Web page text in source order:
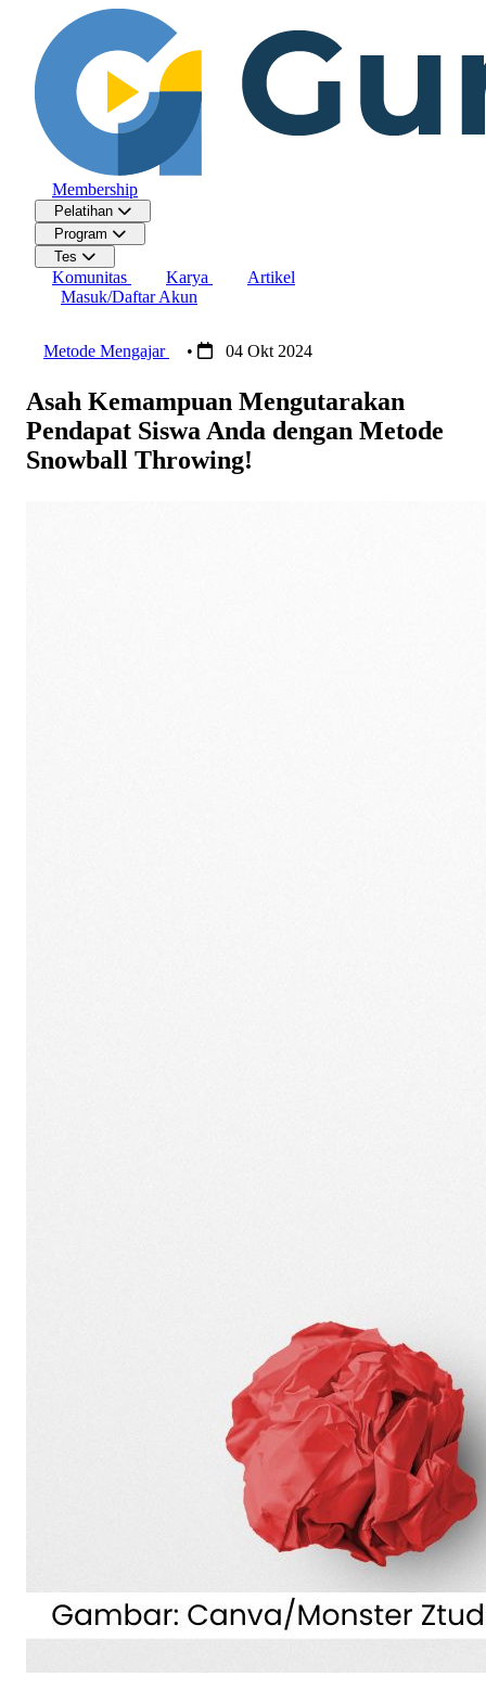
Membership
Pelatihan
Program
Tes
Komunitas Karya
Artikel
Masuk/Daftar Akun
Metode Mengajar • 04 Okt 2024
Asah Kemampuan Mengutarakan
Pendapat Siswa Anda dengan Metode
Snowball Throwing!